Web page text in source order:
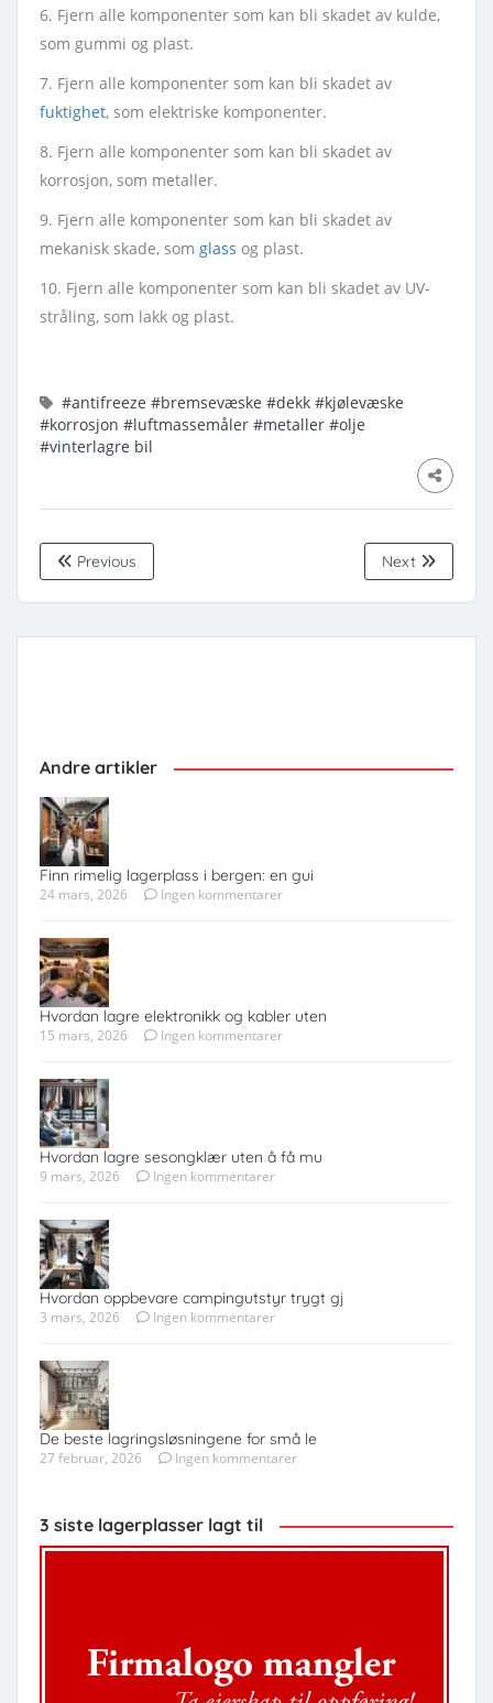
6. Fjern alle komponenter som kan bli skadet av kulde,
som gummi og plast.
7. Fjern alle komponenter som kan bli skadet av
fuktighet, som elektriske komponenter.
8. Fjern alle komponenter som kan bli skadet av
korrosjon, som metaller.
9. Fjern alle komponenter som kan bli skadet av
mekanisk skade, som glass og plast.
10. Fjern alle komponenter som kan bli skadet av UV-
stråling, som lakk og plast.
#antifreeze #bremsevæske #dekk #kjølevæske
#korrosjon #luftmassemåler #metaller #olje
#vinterlagre bil
Previous Next
Andre artikler
Finn rimelig lagerplass i bergen: en gui
24 mars, 2026 Ingen kommentarer
Hvordan lagre elektronikk og kabler uten
15 mars, 2026 Ingen kommentarer
Hvordan lagre sesongklær uten å få mu
9 mars, 2026 Ingen kommentarer
Hvordan oppbevare campingutstyr trygt gj
3 mars, 2026 Ingen kommentarer
De beste lagringsløsningene for små le
27 februar, 2026 Ingen kommentarer
3 siste lagerplasser lagt til